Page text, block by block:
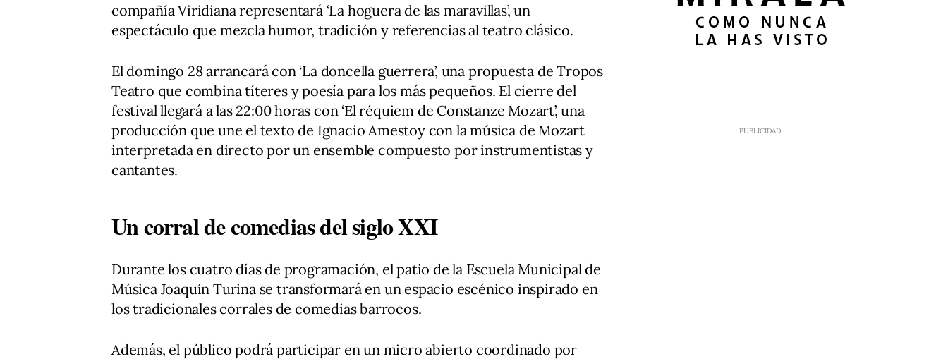
compañía Viridiana representará ‘La hoguera de las maravillas’, un
espectáculo que mezcla humor, tradición y referencias al teatro clásico.
El domingo 28 arrancará con ‘La doncella guerrera’, una propuesta de Tropos
Teatro que combina títeres y poesía para los más pequeños. El cierre del
festival llegará a las 22:00 horas con ‘El réquiem de Constanze Mozart’, una
producción que une el texto de Ignacio Amestoy con la música de Mozart
interpretada en directo por un ensemble compuesto por instrumentistas y
cantantes.
Un corral de comedias del siglo XXI
Durante los cuatro días de programación, el patio de la Escuela Municipal de
Música Joaquín Turina se transformará en un espacio escénico inspirado en
los tradicionales corrales de comedias barrocos.
Además, el público podrá participar en un micro abierto coordinado por